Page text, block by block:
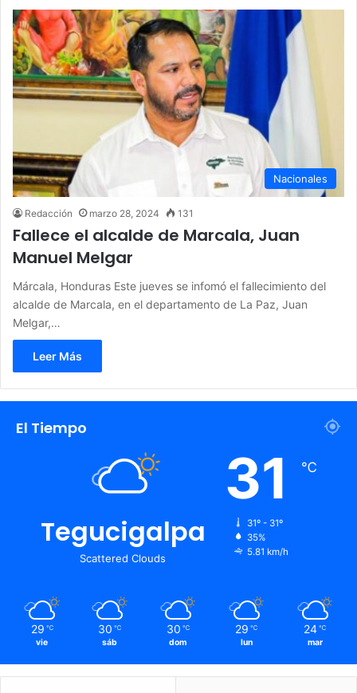
Nacionales
Redacción marzo 28, 2024 131
Fallece el alcalde de Marcala, Juan
Manuel Melgar
Márcala, Honduras Este jueves se infomó el fallecimiento del
alcalde de Marcala, en el departamento de La Paz, Juan
Melgar,…
Leer Más
El Tiempo
Tegucigalpa
Scattered Clouds
31 ℃
31º - 31º
35%
5.81 km/h
29 ℃
vie
30 ℃
sáb
30 ℃
dom
29 ℃
lun
24 ℃
mar